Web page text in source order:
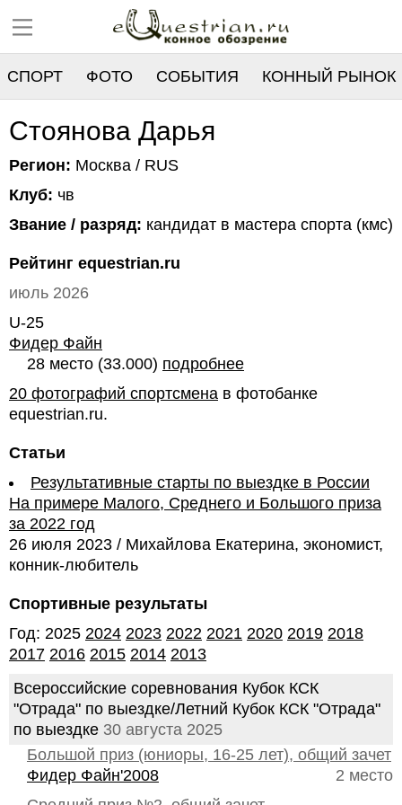
СПОРТ ФОТО СОБЫТИЯ КОННЫЙ РЫНОК
РЕЕСТР
Стоянова Дарья
Регион: Москва / RUS
Клуб: чв
Звание / разряд: кандидат в мастера спорта (кмс)
Рейтинг equestrian.ru
июль 2026
U-25
Фидер Файн
28 место (33.000) подробнее
20 фотографий спортсмена в фотобанке
equestrian.ru.
Статьи
Результативные старты по выездке в России
На примере Малого, Среднего и Большого приза
за 2022 год
26 июля 2023 / Михайлова Екатерина, экономист,
конник-любитель
Спортивные результаты
Год: 2025 2024 2023 2022 2021 2020 2019 2018
2017 2016 2015 2014 2013
Всероссийские соревнования Кубок КСК
"Отрада" по выездке/Летний Кубок КСК "Отрада"
по выездке 30 августа 2025
Большой приз (юниоры, 16-25 лет), общий зачет
2 место
Фидер Файн'2008